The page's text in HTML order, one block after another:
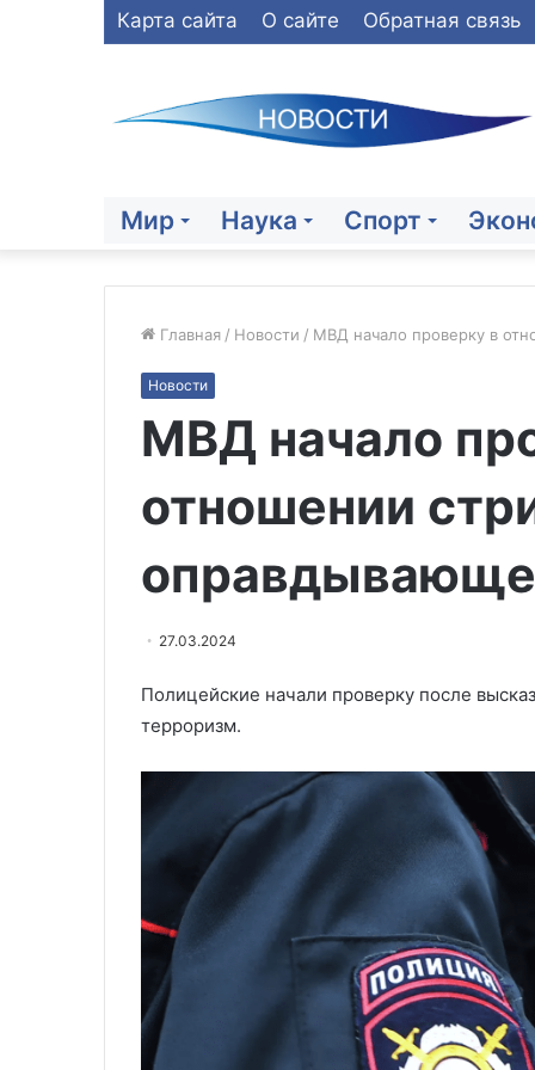
Карта сайта О сайте Обратная связь
Мир Наука Спорт
Главная / Новости / МВД начало проверку в
Новости
МВД начало
отношении
27.03.2024
Полицейские начали проверку после
терроризм.
восстановление
потока»
и
потока
04.06.2026
Дмитриев
потока» и